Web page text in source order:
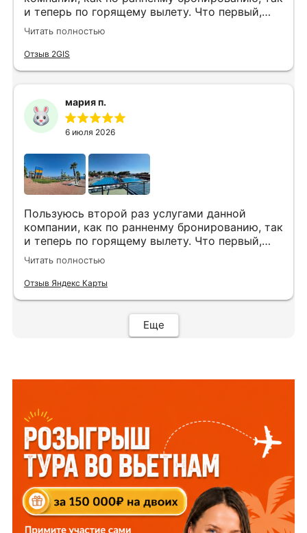
и теперь по горящему вылету. Что первый,
что второй раз путёвки подобраны под наши
индивидуальные запросы идеально. Работаем
с менеджером Анной Макеевой, всегда на
Читать полностью
Отзыв 2GIS
мария п.
6 июля 2026
Пользуюсь второй раз услугами данной
компании, как по ранненму бронированию, так
и теперь по горящему вылету. Что первый,
что второй раз путёвки подобраны под наши
индивидуальные запросы идеально. Работаем
с менеджером Анной Макеевой, всегда на
Читать полностью
Отзыв Яндекс Карты
Еще